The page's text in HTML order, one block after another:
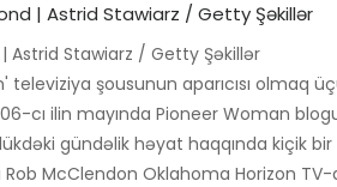
Astrid Stawiarz / Getty Şəkillər
şousunun aparıcısı olmaq
cı ilin mayında Pioneer Woman
gündəlik həyat haqqında kiçik
Rob McClendon Oklahoma Horizon TV-